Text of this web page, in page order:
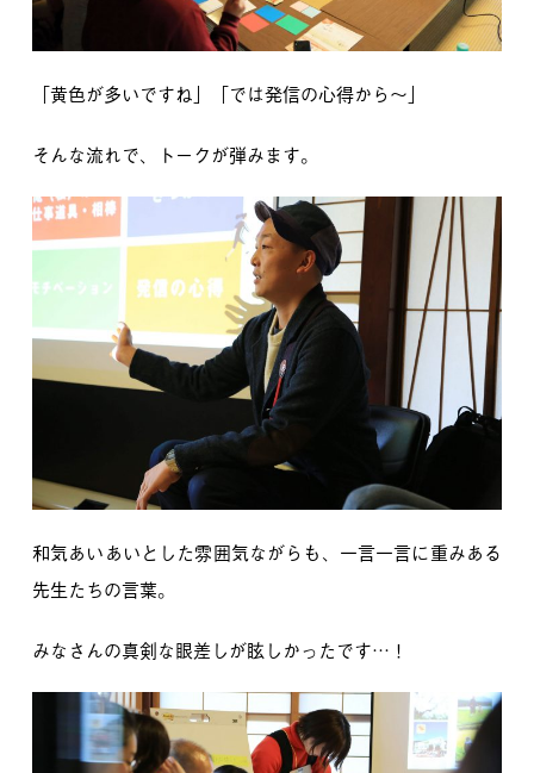
「黄色が多いですね」「では発信の心得から～」
そんな流れで、トークが弾みます。
和気あいあいとした雰囲気ながらも、一言一言に重みある
先生たちの言葉。
みなさんの真剣な眼差しが眩しかったです…！